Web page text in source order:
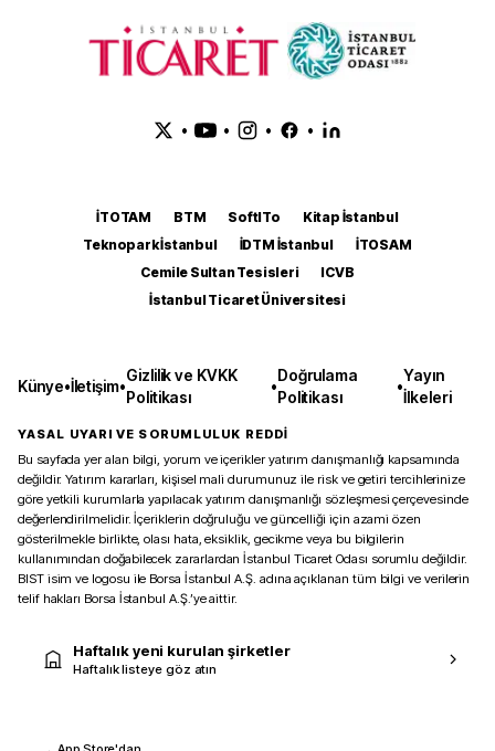
• • • •
İTOTAM BTM SoftITo
Kitap İstanbul
Teknopark İstanbul
İDTM İstanbul
İTOSAM
Cemile Sultan Tesisleri
ICVB
İstanbul Ticaret Üniversitesi
Künye•İletişim•
Gizlilik ve KVKK
Politikası
•
Doğrulama
Politikası
•
Yayın
İlkeleri
YASAL UYARI VE SORUMLULUK REDDİ
Bu sayfada yer alan bilgi, yorum ve içerikler yatırım danışmanlığı kapsamında
değildir. Yatırım kararları, kişisel mali durumunuz ile risk ve getiri tercihlerinize
göre yetkili kurumlarla yapılacak yatırım danışmanlığı sözleşmesi çerçevesinde
değerlendirilmelidir. İçeriklerin doğruluğu ve güncelliği için azami özen
gösterilmekle birlikte, olası hata, eksiklik, gecikme veya bu bilgilerin
kullanımından doğabilecek zararlardan İstanbul Ticaret Odası sorumlu değildir.
BIST isim ve logosu ile Borsa İstanbul A.Ş. adına açıklanan tüm bilgi ve verilerin
telif hakları Borsa İstanbul A.Ş.’ye aittir.
Haftalık yeni kurulan şirketler
Haftalık listeye göz atın